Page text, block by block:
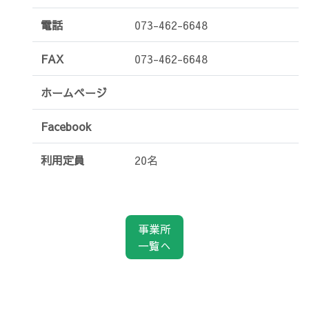
電話 073-462-6648
FAX 073-462-6648
ホームページ
Facebook
利用定員 20名
事業所
一覧へ